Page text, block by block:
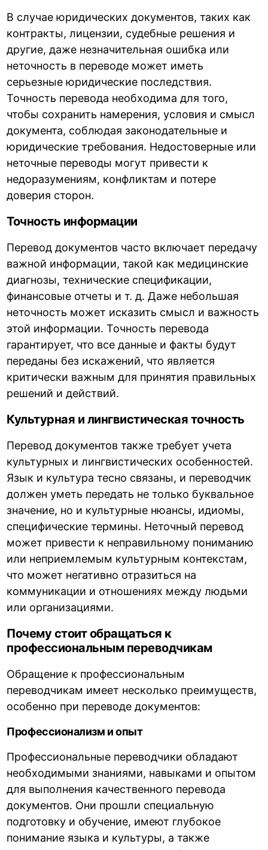
В случае юридических документов, таких как
контракты, лицензии, судебные решения и
другие, даже незначительная ошибка или
неточность в переводе может иметь
серьезные юридические последствия.
Точность перевода необходима для того,
чтобы сохранить намерения, условия и смысл
документа, соблюдая законодательные и
юридические требования. Недостоверные или
неточные переводы могут привести к
недоразумениям, конфликтам и потере
доверия сторон.
Точность информации
Перевод документов часто включает передачу
важной информации, такой как медицинские
диагнозы, технические спецификации,
финансовые отчеты и т. д. Даже небольшая
неточность может исказить смысл и важность
этой информации. Точность перевода
гарантирует, что все данные и факты будут
переданы без искажений, что является
критически важным для принятия правильных
решений и действий.
Культурная и лингвистическая точность
Перевод документов также требует учета
культурных и лингвистических особенностей.
Язык и культура тесно связаны, и переводчик
должен уметь передать не только буквальное
значение, но и культурные нюансы, идиомы,
специфические термины. Неточный перевод
может привести к неправильному пониманию
или неприемлемым культурным контекстам,
что может негативно отразиться на
коммуникации и отношениях между людьми
или организациями.
Почему стоит обращаться к
профессиональным переводчикам
Обращение к профессиональным
переводчикам имеет несколько преимуществ,
особенно при переводе документов:
Профессионализм и опыт
Профессиональные переводчики обладают
необходимыми знаниями, навыками и опытом
для выполнения качественного перевода
документов. Они прошли специальную
подготовку и обучение, имеют глубокое
понимание языка и культуры, а также